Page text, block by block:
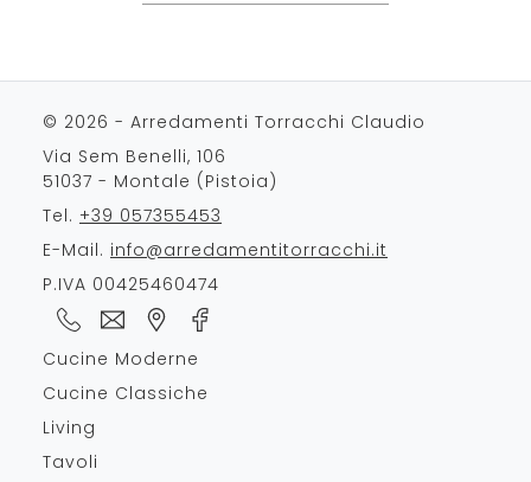
© 2026 - Arredamenti Torracchi Claudio
Via Sem Benelli, 106
51037 - Montale (Pistoia)
Tel. +39 057355453
E-Mail. info@arredamentitorracchi.it
P.IVA 00425460474
Cucine Moderne
Cucine Classiche
Living
Tavoli